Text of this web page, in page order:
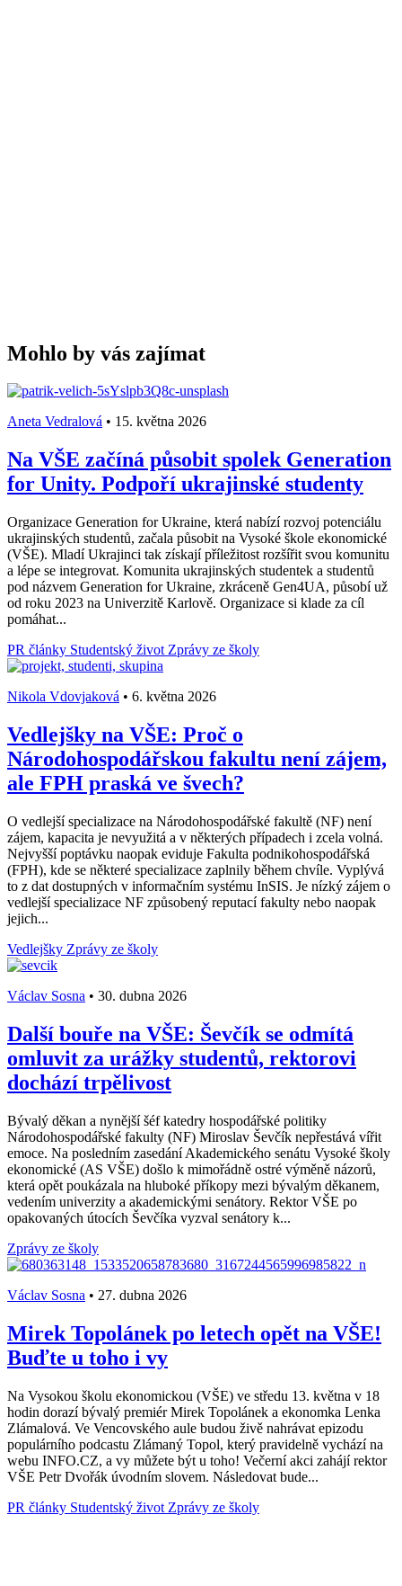
Mohlo by vás zajímat
Aneta Vedralová • 15. května 2026
Na VŠE začíná působit spolek Generation
for Unity. Podpoří ukrajinské studenty
Organizace Generation for Ukraine, která nabízí rozvoj potenciálu
ukrajinských studentů, začala působit na Vysoké škole ekonomické
(VŠE). Mladí Ukrajinci tak získají příležitost rozšířit svou komunitu
a lépe se integrovat. Komunita ukrajinských studentek a studentů
pod názvem Generation for Ukraine, zkráceně Gen4UA, působí už
od roku 2023 na Univerzitě Karlově. Organizace si klade za cíl
pomáhat...
PR články Studentský život Zprávy ze školy
Nikola Vdovjaková • 6. května 2026
Vedlejšky na VŠE: Proč o
Národohospodářskou fakultu není zájem,
ale FPH praská ve švech?
O vedlejší specializace na Národohospodářské fakultě (NF) není
zájem, kapacita je nevyužitá a v některých případech i zcela volná.
Nejvyšší poptávku naopak eviduje Fakulta podnikohospodářská
(FPH), kde se některé specializace zaplnily během chvíle. Vyplývá
to z dat dostupných v informačním systému InSIS. Je nízký zájem o
vedlejší specializace NF způsobený reputací fakulty nebo naopak
jejich...
Vedlejšky Zprávy ze školy
Václav Sosna • 30. dubna 2026
Další bouře na VŠE: Ševčík se odmítá
omluvit za urážky studentů, rektorovi
dochází trpělivost
Bývalý děkan a nynější šéf katedry hospodářské politiky
Národohospodářské fakulty (NF) Miroslav Ševčík nepřestává vířit
emoce. Na posledním zasedání Akademického senátu Vysoké školy
ekonomické (AS VŠE) došlo k mimořádně ostré výměně názorů,
která opět poukázala na hluboké příkopy mezi bývalým děkanem,
vedením univerzity a akademickými senátory. Rektor VŠE po
opakovaných útocích Ševčíka vyzval senátory k...
Zprávy ze školy
Václav Sosna • 27. dubna 2026
Mirek Topolánek po letech opět na VŠE!
Buďte u toho i vy
Na Vysokou školu ekonomickou (VŠE) ve středu 13. května v 18
hodin dorazí bývalý premiér Mirek Topolánek a ekonomka Lenka
Zlámalová. Ve Vencovského aule budou živě nahrávat epizodu
populárního podcastu Zlámaný Topol, který pravidelně vychází na
webu INFO.CZ, a vy můžete být u toho! Večerní akci zahájí rektor
VŠE Petr Dvořák úvodním slovem. Následovat bude...
PR články Studentský život Zprávy ze školy